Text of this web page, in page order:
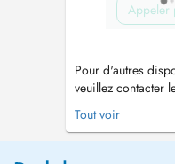
Appeler
Pour d'autres
veuillez contacter
Amener lors du
médicale -
Tout voir